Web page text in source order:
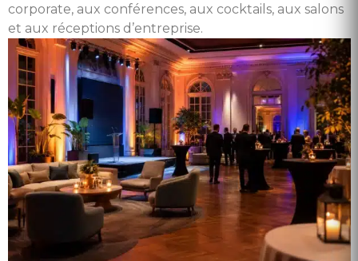
corporate, aux conférences, aux cocktails, aux salons
et aux réceptions d’entreprise.